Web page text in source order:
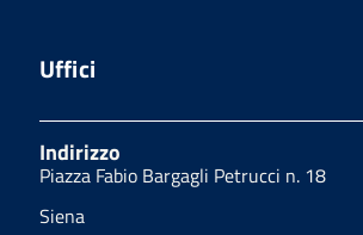
Uffici
Indirizzo
Piazza Fabio Bargagli Petrucci n. 18
Siena